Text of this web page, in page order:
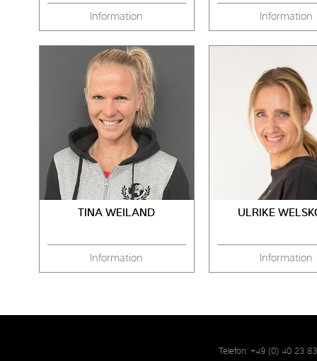
Information Information
TINA WEILAND
Information
ULRIKE
Information
Telefon: +49 (0) 40 23